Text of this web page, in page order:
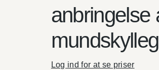
anbringelse
Log ind for at se priser